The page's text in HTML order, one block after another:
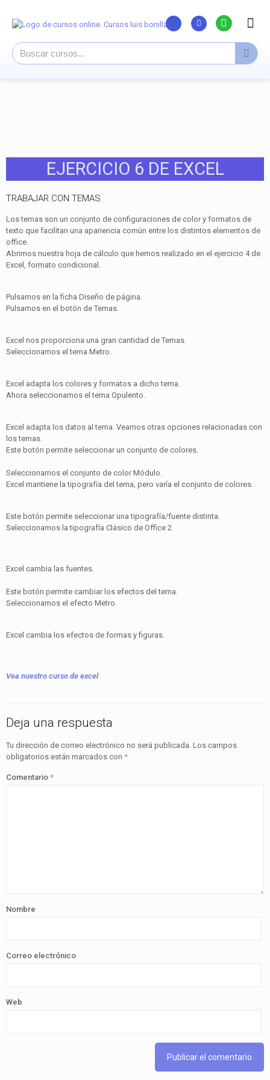
EJERCICIO 6 DE EXCEL
TRABAJAR CON TEMAS
Los temas son un conjunto de configuraciones de color y formatos de
texto que facilitan una apariencia común entre los distintos elementos de
office.
Abrimos nuestra hoja de cálculo que hemos realizado en el ejercicio 4 de
Excel, formato condicional.
Pulsamos en la ficha Diseño de página.
Pulsamos en el botón de Temas.
Excel nos proporciona una gran cantidad de Temas.
Seleccionamos el tema Metro.
Excel adapta los colores y formatos a dicho tema.
Ahora seleccionamos el tema Opulento.
Excel adapta los datos al tema. Veamos otras opciones relacionadas con
los temas.
Este botón permite seleccionar un conjunto de colores.
Seleccionamos el conjunto de color Módulo.
Excel mantiene la tipografía del tema, pero varía el conjunto de colores.
Este botón permite seleccionar una tipografía/fuente distinta.
Seleccionamos la tipografía Clásico de Office 2.
Excel cambia las fuentes.
Este botón permite cambiar los efectos del tema.
Seleccionamos el efecto Metro.
Excel cambia los efectos de formas y figuras.
Vea nuestro curso de excel
Deja una respuesta
Tu dirección de correo electrónico no será publicada. Los campos
obligatorios están marcados con *
Comentario *
Nombre
Correo electrónico
Web